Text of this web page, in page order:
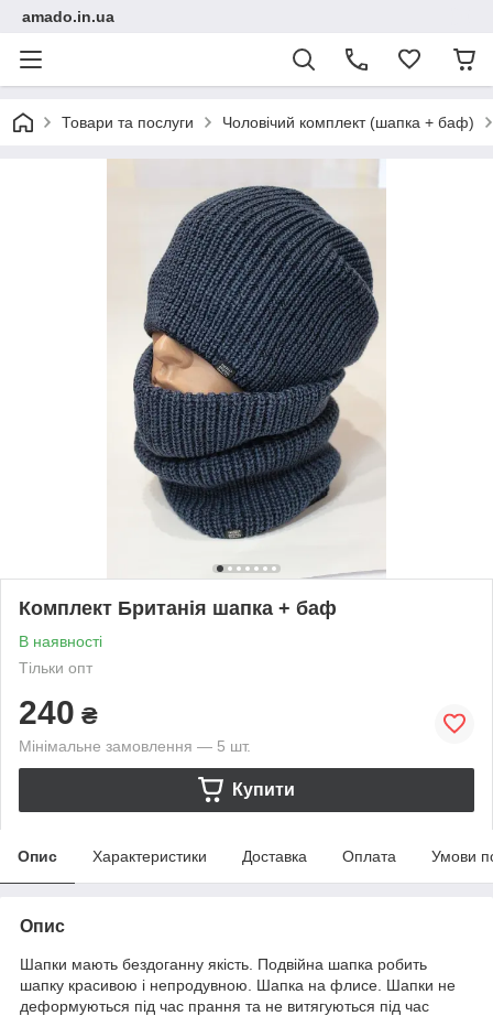
amado.in.ua
Товари та послуги Чоловічий комплект (шапка + баф)
Комплект Британія шапка + баф
В наявності
Тільки опт
240 ₴
Мінімальне замовлення — 5 шт.
Купити
Опис Характеристики Доставка Оплата Умови
Опис
Шапки мають бездоганну якість. Подвійна шапка робить
шапку красивою і непродувною. Шапка на флисе. Шапки не
деформуються під час прання та не витягуються під час